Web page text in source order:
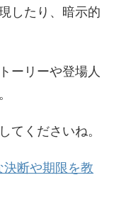
したり、暗示的
ーリーや登場人
てくださいね。
決断や期限を教